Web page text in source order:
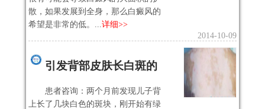
散，如果发展到全身，那么白癜风的
希望是非常的低。... 详细>>
2014-10-09
引发背部皮肤长白斑的
患者咨询：两个月前发现儿子背
上长了几块白色的斑块，刚开始有绿